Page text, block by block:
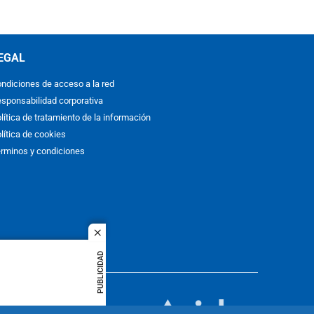
close
PUBLICIDAD
de acceso a la red
corporativa
de tratamiento de la información
de cookies
y condiciones
idioma